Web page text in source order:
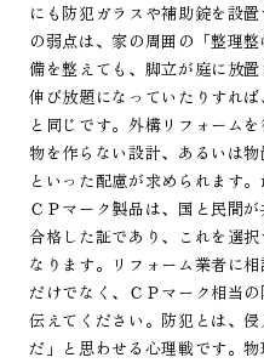
にも防犯ガラスや補助錠を設
の弱点は、家の周囲の「整理
備を整えても、脚立が庭に放
伸び放題になっていたりすれ
と同じです。外構リフォーム
物を作らない設計、あるいは
といった配慮が求められます
ＣＰマーク製品は、国と民間
合格した証であり、これを選
なります。リフォーム業者に
だけでなく、ＣＰマーク相当
伝えてください。防犯とは、
だ」と思わせる心理戦です。